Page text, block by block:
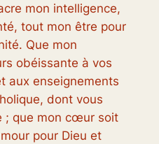
mon intelligence,
tout mon être pour
Que mon
obéissante à vos
aux enseignements
dont vous
; que mon cœur soit
pour Dieu et